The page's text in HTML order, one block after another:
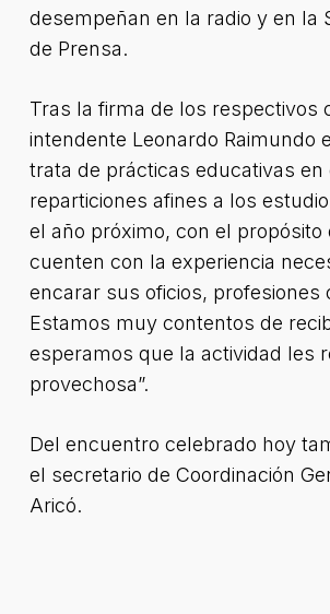
desempeñan en la radio y en la
de Prensa.
Tras la firma de los respectivos
intendente Leonardo Raimundo
trata de prácticas educativas en
reparticiones afines a los
el año próximo, con el propósito
cuenten con la experiencia
encarar sus oficios, profesiones
Estamos muy contentos de
esperamos que la actividad les
provechosa”.
Del encuentro celebrado hoy
el secretario de Coordinación
Aricó.